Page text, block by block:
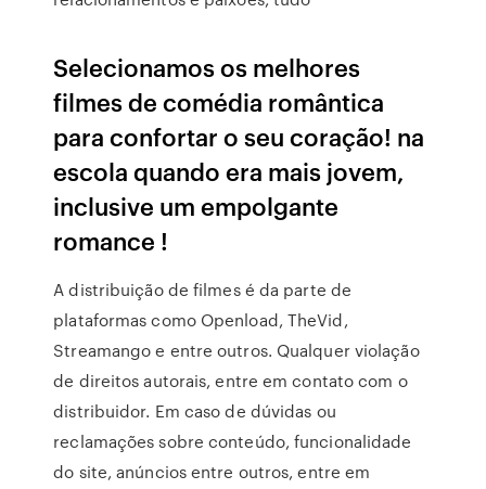
Selecionamos os melhores
filmes de comédia romântica
para confortar o seu coração! na
escola quando era mais jovem,
inclusive um empolgante
romance !
A distribuição de filmes é da parte de
plataformas como Openload, TheVid,
Streamango e entre outros. Qualquer violação
de direitos autorais, entre em contato com o
distribuidor. Em caso de dúvidas ou
reclamações sobre conteúdo, funcionalidade
do site, anúncios entre outros, entre em